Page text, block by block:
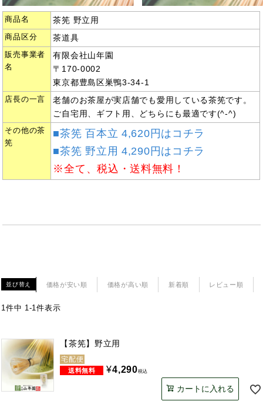
商品名 茶筅 野立用
商品区分 茶道具
販売事業者
名
有限会社山年園
〒170-0002
東京都豊島区巣鴨3-34-1
店長の一言
老舗のお茶屋が実店舗でも愛用している茶筅です。
ご自宅用、ギフト用、どちらにも最適です(^-^)
その他の茶
筅
■茶筅 百本立 4,620円はコチラ
■茶筅 野立用 4,290円はコチラ
※全て、税込・送料無料！
並び替え 価格が安い順 価格が高い順 新着順 レビュー順
1 件中 1 -1件表示
【茶筅】野立用
宅配便
¥4,290税込
カートに入れる